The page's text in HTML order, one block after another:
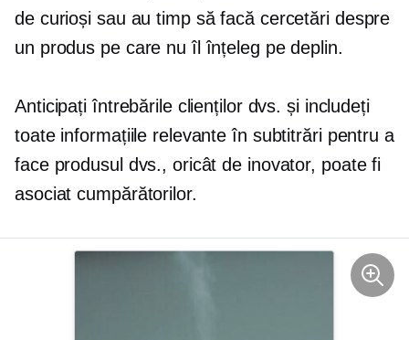
de curioși sau au timp să facă cercetări despre
un produs pe care nu îl înțeleg pe deplin.
Anticipați întrebările clienților dvs. și includeți
toate informațiile relevante în subtitrări pentru a
face produsul dvs., oricât de inovator, poate fi
asociat cumpărătorilor.